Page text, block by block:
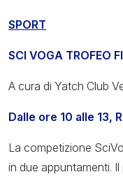
SPORT
SCI VOGA TROFEO
A cura di Yatch Club
Dalle ore 10 alle 13,
La competizione
in due appuntamenti.